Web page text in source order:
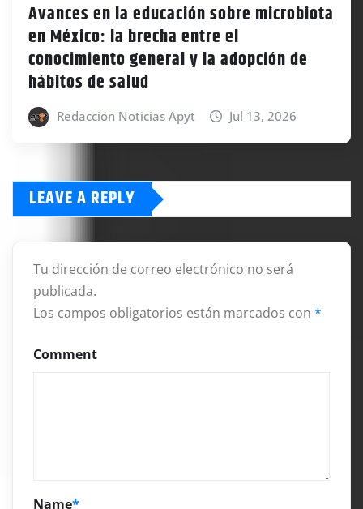
Avances en la educación sobre microbiota
en México: la brecha entre el
conocimiento general y la adopción de
hábitos de salud
Redacción Noticias Apyt Jul 13, 2026
LEAVE A REPLY
Tu dirección de correo electrónico no será
publicada.
Los campos obligatorios están marcados con *
Comment
Name*